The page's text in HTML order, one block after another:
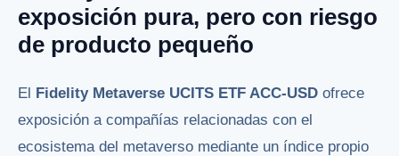
exposición pura, pero con riesgo
de producto pequeño
El Fidelity Metaverse UCITS ETF ACC-USD ofrece
exposición a compañías relacionadas con el
ecosistema del metaverso mediante un índice propio